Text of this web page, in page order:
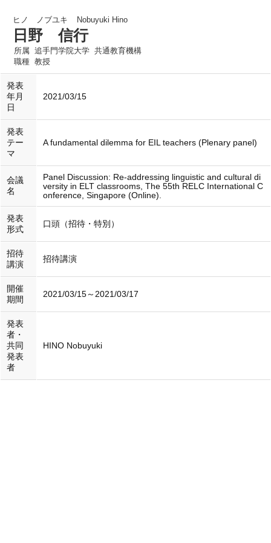
ヒノ ノブユキ Nobuyuki Hino
日野 信行
所属 追手門学院大学 共通教育機構
職種 教授
発表
年月
日
2021/03/15
発表
テー
マ
A fundamental dilemma for EIL teachers (Plenary panel)
会議
名
Panel Discussion: Re-addressing linguistic and cultural di
versity in ELT classrooms, The 55th RELC International C
onference, Singapore (Online).
発表
形式
口頭（招待・特別）
招待
講演
招待講演
開催
期間
2021/03/15～2021/03/17
発表
者・
共同
発表
者
HINO Nobuyuki